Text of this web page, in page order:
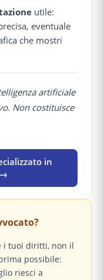
utile:
eventuale
che mostri
artificiale
Non costituisce
in
i tuoi diritti, non il
possibile:
riesci a